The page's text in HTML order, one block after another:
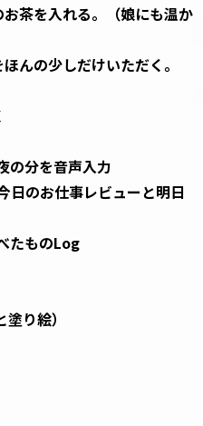
茶を入れる。（娘にも温か
んの少しだけいただく。
分を音声入力
のお仕事レビューと明日
たものLog
り絵）